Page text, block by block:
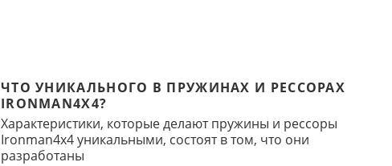
ЧТО УНИКАЛЬНОГО В ПРУЖИНАХ И РЕССОРАХ
IRONMAN4X4?
Характеристики, которые делают пружины и рессоры
Ironman4x4 уникальными, состоят в том, что они
разработаны